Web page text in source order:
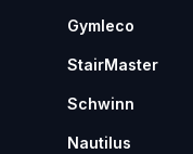
Gymleco
StairMaster
Schwinn
Nautilus